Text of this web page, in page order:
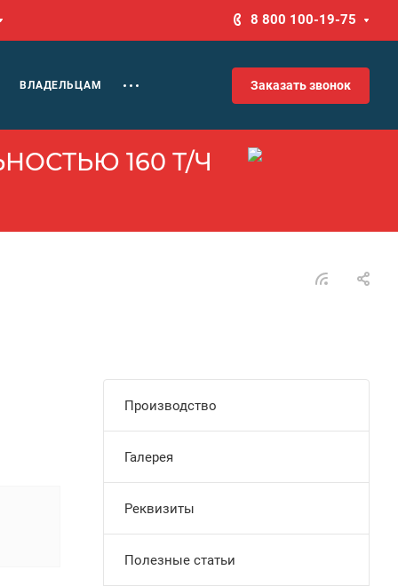
8 800 100-19-75
ВЛАДЕЛЬЦАМ Заказать звонок
160 Т/Ч
Производство
Галерея
Реквизиты
Полезные статьи